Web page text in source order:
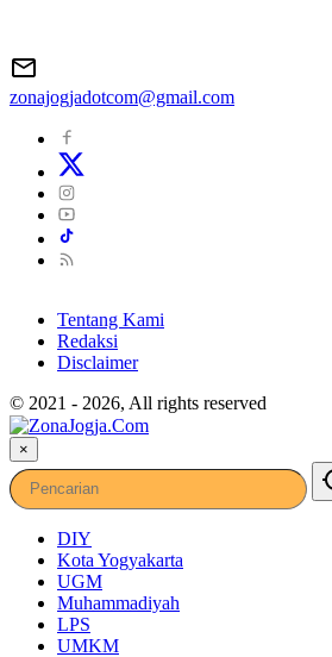
zonajogjadotcom@gmail.com
Tentang Kami
Redaksi
Disclaimer
© 2021 - 2026, All rights reserved
×
DIY
Kota Yogyakarta
UGM
Muhammadiyah
LPS
UMKM